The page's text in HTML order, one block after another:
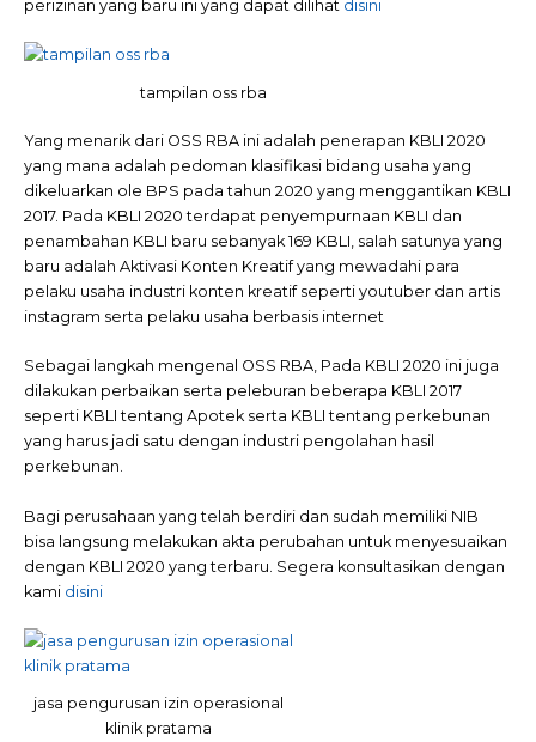
perizinan yang baru ini yang dapat dilihat disini
tampilan oss rba
Yang menarik dari OSS RBA ini adalah penerapan KBLI 2020
yang mana adalah pedoman klasifikasi bidang usaha yang
dikeluarkan ole BPS pada tahun 2020 yang menggantikan KBLI
2017. Pada KBLI 2020 terdapat penyempurnaan KBLI dan
penambahan KBLI baru sebanyak 169 KBLI, salah satunya yang
baru adalah Aktivasi Konten Kreatif yang mewadahi para
pelaku usaha industri konten kreatif seperti youtuber dan artis
instagram serta pelaku usaha berbasis internet
Sebagai langkah mengenal OSS RBA, Pada KBLI 2020 ini juga
dilakukan perbaikan serta peleburan beberapa KBLI 2017
seperti KBLI tentang Apotek serta KBLI tentang perkebunan
yang harus jadi satu dengan industri pengolahan hasil
perkebunan.
Bagi perusahaan yang telah berdiri dan sudah memiliki NIB
bisa langsung melakukan akta perubahan untuk menyesuaikan
dengan KBLI 2020 yang terbaru. Segera konsultasikan dengan
kami disini
jasa pengurusan izin operasional
klinik pratama